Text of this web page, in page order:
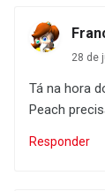
28 de
Tá na hora
Peach
Responder